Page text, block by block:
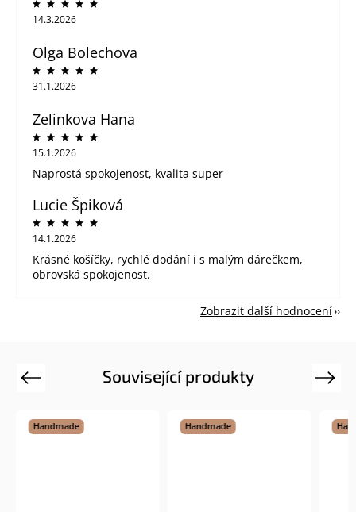
14.3.2026
Olga Bolechova
31.1.2026
Zelinkova Hana
15.1.2026
Naprostá spokojenost, kvalita super
Lucie Špiková
14.1.2026
Krásné košíčky, rychlé dodání i s malým dárečkem,
obrovská spokojenost.
Zobrazit další hodnocení
Související produkty
Previous
Handmade Handmade
Next